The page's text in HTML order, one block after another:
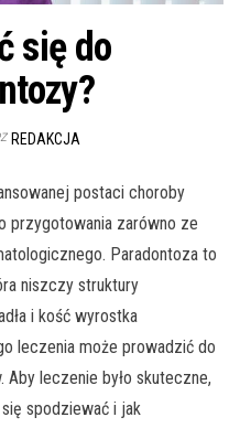
się do
REDAKCJA
postaci choroby
przygotowania zarówno ze
Paradontoza to
niszczy struktury
i kość wyrostka
leczenia może prowadzić do
leczenie było skuteczne,
spodziewać i jak